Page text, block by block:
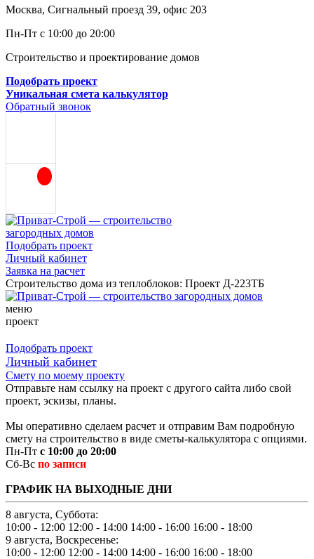
Москва, Сигнальный проезд 39, офис 203
Пн-Пт с 10:00 до 20:00
Строительство и проектирование домов
Подобрать проект
Уникальная смета калькулятор
Обратный звонок
Подобрать проект
Личный кабинет
Заявка на расчет
Строительство дома из теплоблоков: Проект Д-223ТБ
меню
проект
Подобрать проект
Личный кабинет
Смету по моему проекту
Отправьте нам ссылку на проект с другого сайта либо свой
проект, эскизы, планы.
Мы оперативно сделаем расчет и отправим Вам подробную
смету на строительство в виде сметы-калькулятора с опциями.
Пн-Пт с 10:00 до 20:00
Сб-Вс по записи
ГРАФИК НА ВЫХОДНЫЕ ДНИ
8 августа, Суббота:
10:00 - 12:00 12:00 - 14:00 14:00 - 16:00 16:00 - 18:00
9 августа, Воскресенье:
10:00 - 12:00 12:00 - 14:00 14:00 - 16:00 16:00 - 18:00